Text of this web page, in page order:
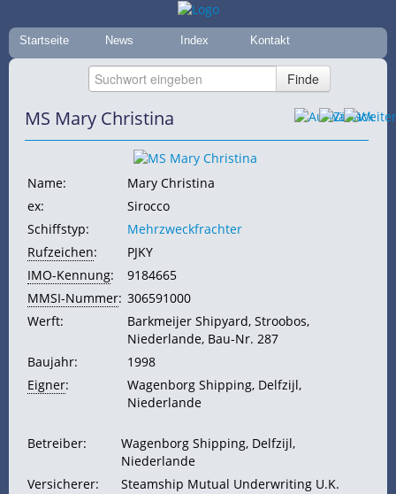
Startseite News Index Kontakt
MS Mary Christina
Name:
Mary Christina
ex:
Sirocco
Schiffstyp:
Mehrzweckfrachter
Rufzeichen:
PJKY
IMO-Kennung:
9184665
MMSI-Nummer: 306591000
Werft:
Barkmeijer Shipyard, Stroobos,
Niederlande, Bau-Nr. 287
Baujahr:
1998
Eigner:
Wagenborg Shipping, Delfzijl,
Niederlande
Betreiber:
Wagenborg Shipping, Delfzijl,
Niederlande
Versicherer:
Steamship Mutual Underwriting U.K.